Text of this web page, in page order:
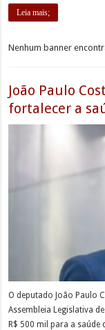
Leia mais;
Nenhum banner
João Paulo
fortalecer a
O deputado João Paulo
Assembleia Legislativa
R$ 500 mil para a saúde